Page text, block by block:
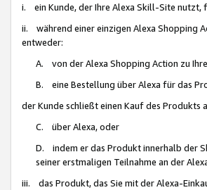
i. ein Kunde, der Ihre Alexa Skill-Site nutzt,
ii. während einer einzigen Alexa Shopping
entweder:
A. von der Alexa Shopping Action zu
B. eine Bestellung über Alexa für das
der Kunde schließt einen Kauf des
C. über Alexa, oder
D. indem er das Produkt innerhalb der
seiner erstmaligen Teilnahme an der
iii. das Produkt, das Sie mit der Alexa-